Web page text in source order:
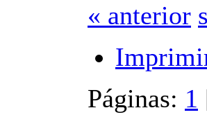
« anterior
Páginas: 1